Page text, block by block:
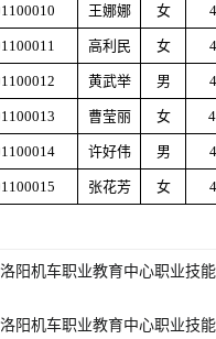
王娜娜 女
高利民 女
黄武举 男
曹莹丽 女
许好伟 男
张花芳 女
阳机车职业教育中心职业技
阳机车职业教育中心职业技